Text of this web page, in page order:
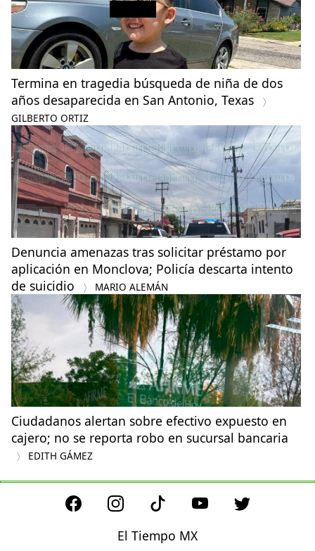
Termina en tragedia búsqueda de niña de dos
años desaparecida en San Antonio, Texas
GILBERTO ORTIZ
Denuncia amenazas tras solicitar préstamo por
aplicación en Monclova; Policía descarta intento
de suicidio
MARIO ALEMÁN
Ciudadanos alertan sobre efectivo expuesto en
cajero; no se reporta robo en sucursal bancaria
EDITH GÁMEZ
El Tiempo MX